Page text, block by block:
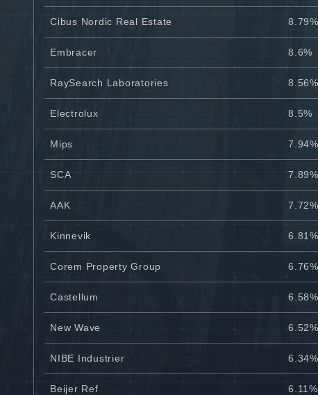
Cibus Nordic Real Estate 8.79%
Embracer 8.6%
RaySearch Laboratories 8.56%
Electrolux 8.5%
Mips 7.94%
SCA 7.89%
AAK 7.72%
Kinnevik 6.81%
Corem Property Group 6.76%
Castellum 6.58%
New Wave 6.52%
NIBE Industrier 6.34%
Beijer Ref 6.11%